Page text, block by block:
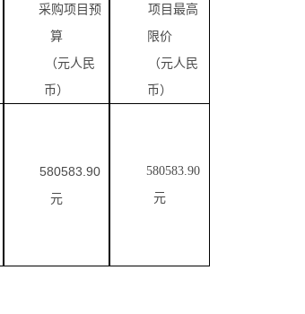
采购项目预
算
（元人民
币）
项目最高
限价
（元人民
币）
580583.90
元
580583.90
元